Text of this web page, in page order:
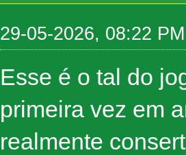
29-05-2026, 08:22 PM
Esse é o tal do
primeira vez em
realmente